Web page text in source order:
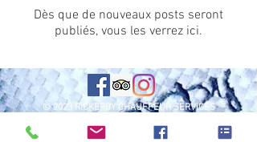
Dès que de nouveaux posts seront
publiés, vous les verrez ici.
© 2023 RICKERBY CHAUFFEUR SERVICES